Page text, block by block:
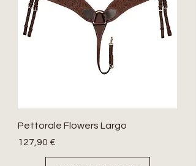
Pettorale Flowers Largo
Prezzo
127,90 €